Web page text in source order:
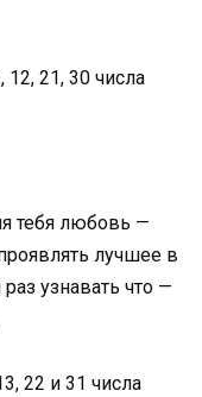
21, 30 числа
тебя любовь —
лучшее в
узнавать что —
22 и 31 числа